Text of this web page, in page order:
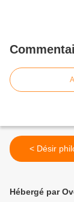
< Désir
Hébergé par